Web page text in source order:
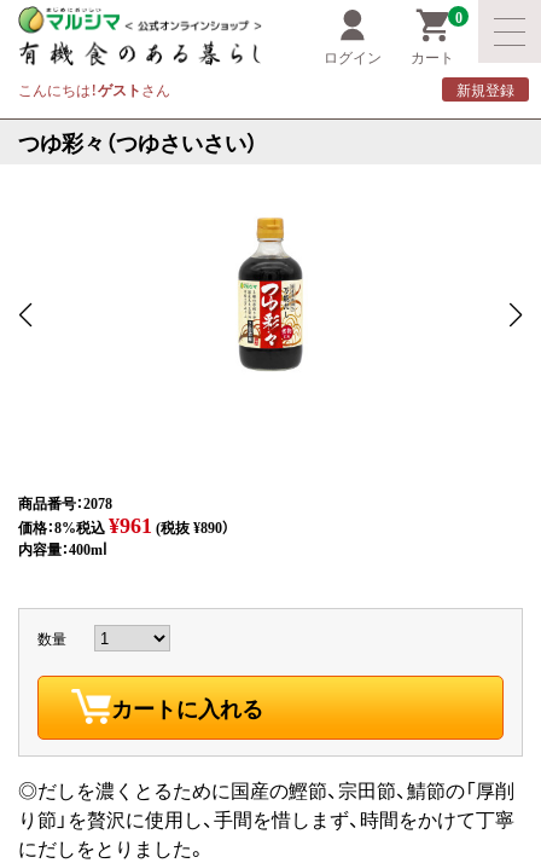
ログイン
0
カート
こんにちは！ゲストさん 新規登録
つゆ彩々（つゆさいさい）
商品番号：2078
価格：8%税込¥961 (税抜 ¥890）
内容量：400mⅼ
数量
カートに入れる
◎だしを濃くとるために国産の鰹節、宗田節、鯖節の「厚削
り節」を贅沢に使用し、手間を惜しまず、時間をかけて丁寧
にだしをとりました。